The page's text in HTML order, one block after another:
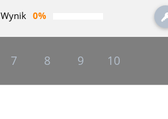
0%
Wynik
7 8 9 10